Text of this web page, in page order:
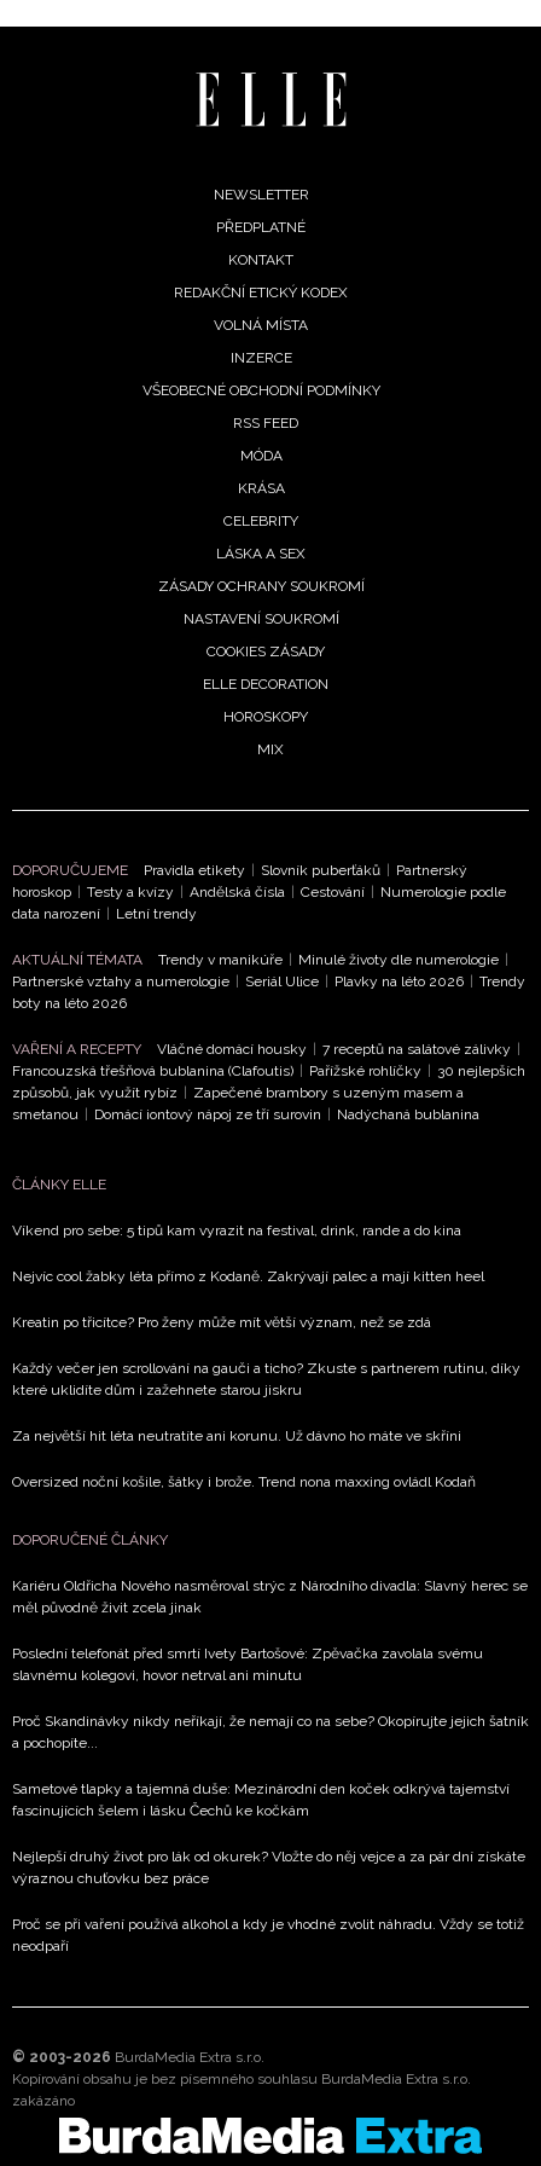
zpracováním údajů k tomuto účelu podleZásad ochrany
NEWSLETTER
PŘEDPLATNÉ
KONTAKT
REDAKČNÍ ETICKÝ KODEX
VOLNÁ MÍSTA
INZERCE
VŠEOBECNÉ OBCHODNÍ PODMÍNKY
RSS FEED
MÓDA
KRÁSA
CELEBRITY
LÁSKA A SEX
ZÁSADY OCHRANY SOUKROMÍ
NASTAVENÍ SOUKROMÍ
COOKIES ZÁSADY
ELLE DECORATION
HOROSKOPY
MIX
DOPORUČUJEME Pravidla etikety | Slovník puberťáků | Partnerský
horoskop | Testy a kvízy | Andělská čísla | Cestování | Numerologie podle
data narození | Letní trendy
AKTUÁLNÍ TÉMATA Trendy v manikúře | Minulé životy dle numerologie |
Partnerské vztahy a numerologie | Seriál Ulice | Plavky na léto 2026 | Trendy
boty na léto 2026
VAŘENÍ A RECEPTY Vláčné domácí housky | 7 receptů na salátové zálivky |
Francouzská třešňová bublanina (Clafoutis) | Pařížské rohlíčky | 30 nejlepších
způsobů, jak využít rybíz | Zapečené brambory s uzeným masem a
smetanou | Domácí iontový nápoj ze tří surovin | Nadýchaná bublanina
ČLÁNKY ELLE
Víkend pro sebe: 5 tipů kam vyrazit na festival, drink, rande a do kina
Nejvíc cool žabky léta přímo z Kodaně. Zakrývají palec a mají kitten heel
Kreatin po třicítce? Pro ženy může mít větší význam, než se zdá
Každý večer jen scrollování na gauči a ticho? Zkuste s partnerem rutinu, díky
které uklidíte dům i zažehnete starou jiskru
Za největší hit léta neutratíte ani korunu. Už dávno ho máte ve skříni
Oversized noční košile, šátky i brože. Trend nona maxxing ovládl Kodaň
DOPORUČENÉ ČLÁNKY
Kariéru Oldřicha Nového nasměroval strýc z Národního divadla: Slavný herec se
měl původně živit zcela jinak
Poslední telefonát před smrtí Ivety Bartošové: Zpěvačka zavolala svému
slavnému kolegovi, hovor netrval ani minutu
Proč Skandinávky nikdy neříkají, že nemají co na sebe? Okopírujte jejich šatník
a pochopíte...
Sametové tlapky a tajemná duše: Mezinárodní den koček odkrývá tajemství
fascinujících šelem i lásku Čechů ke kočkám
Nejlepší druhý život pro lák od okurek? Vložte do něj vejce a za pár dní získáte
výraznou chuťovku bez práce
Proč se při vaření používá alkohol a kdy je vhodné zvolit náhradu. Vždy se totiž
neodpaří
© 2003-2026 BurdaMedia Extra s.r.o.
Kopírování obsahu je bez písemného souhlasu BurdaMedia Extra s.r.o.
zakázáno